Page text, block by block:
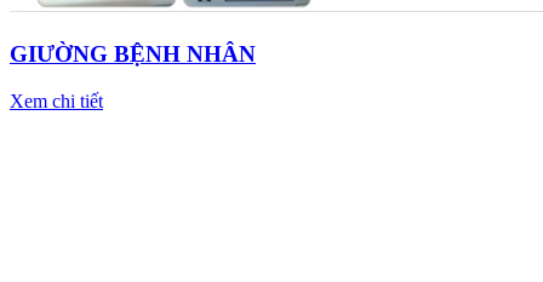
GIƯỜNG BỆNH NHÂN
Xem chi tiết